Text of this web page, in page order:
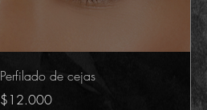
Perfilado de cejas
Precio
$12.000